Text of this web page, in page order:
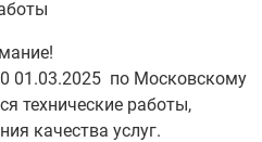
01.03.2025 по Московскому
технические работы,
качества услуг.